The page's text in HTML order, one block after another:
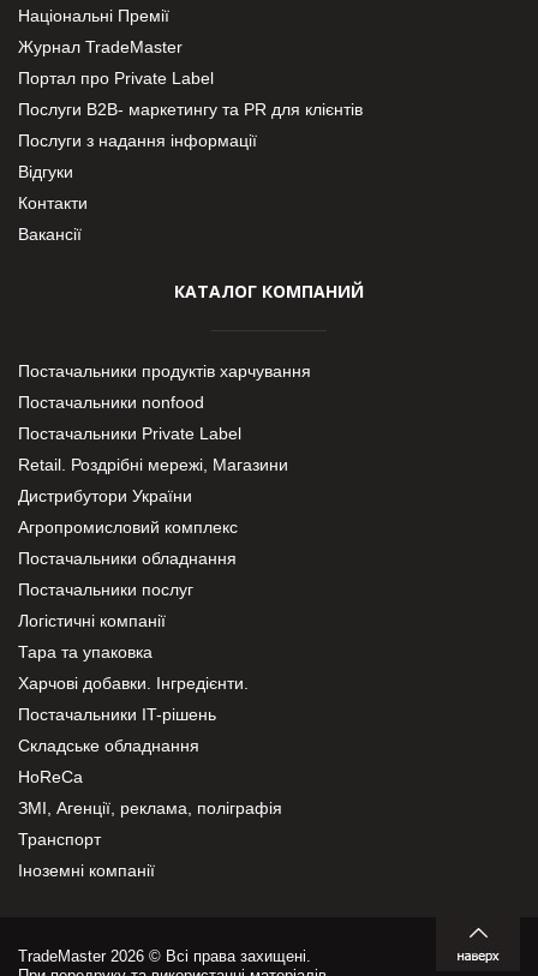
Національні Премії
Журнал TradeMaster
Портал про Private Label
Послуги В2В- маркетингу та PR для клієнтів
Послуги з надання інформації
Відгуки
Контакти
Вакансії
КАТАЛОГ КОМПАНИЙ
Постачальники продуктів харчування
Постачальники nonfood
Постачальники Private Label
Retail. Роздрібні мережі, Магазини
Дистрибутори України
Агропромисловий комплекс
Постачальники обладнання
Постачальники послуг
Логістичні компанії
Тара та упаковка
Харчові добавки. Інгредієнти.
Постачальники IT-рішень
Складське обладнання
HoReCa
ЗМІ, Агенції, реклама, поліграфія
Транспорт
Іноземні компанії
TradeMaster 2026 © Всі права захищені.